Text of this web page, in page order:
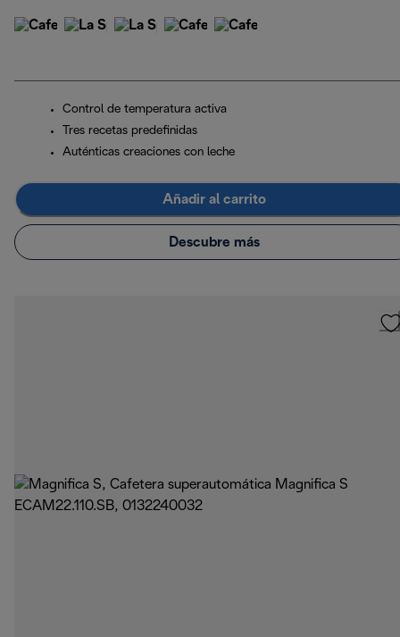
Control de temperatura activa
Tres recetas predefinidas
Auténticas creaciones con leche
Añadir al carrito
Descubre más